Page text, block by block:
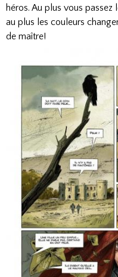
héros. Au plus vous
au plus les couleurs
de maître!